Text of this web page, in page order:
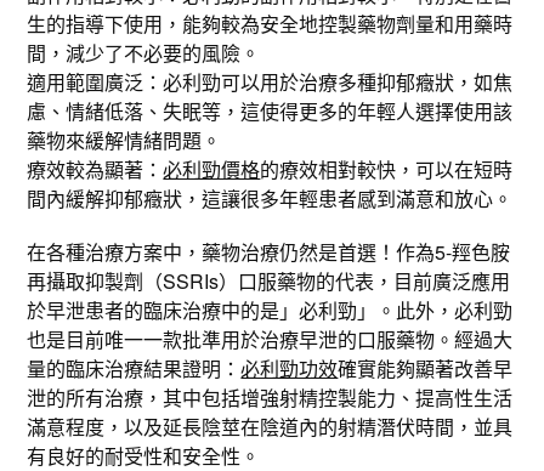
生的指導下使用，能夠較為安全地控製藥物劑量和用藥時
間，減少了不必要的風險。
適用範圍廣泛：必利勁可以用於治療多種抑郁癥狀，如焦
慮、情緒低落、失眠等，這使得更多的年輕人選擇使用該
藥物來緩解情緒問題。
療效較為顯著：必利勁價格的療效相對較快，可以在短時
間內緩解抑郁癥狀，這讓很多年輕患者感到滿意和放心。
在各種治療方案中，藥物治療仍然是首選！作為5-羥色胺
再攝取抑製劑（SSRIs）口服藥物的代表，目前廣泛應用
於早泄患者的臨床治療中的是」必利勁」。此外，必利勁
也是目前唯一一款批準用於治療早泄的口服藥物。經過大
量的臨床治療結果證明：必利勁功效確實能夠顯著改善早
泄的所有治療，其中包括增強射精控製能力、提高性生活
滿意程度，以及延長陰莖在陰道內的射精潛伏時間，並具
有良好的耐受性和安全性。